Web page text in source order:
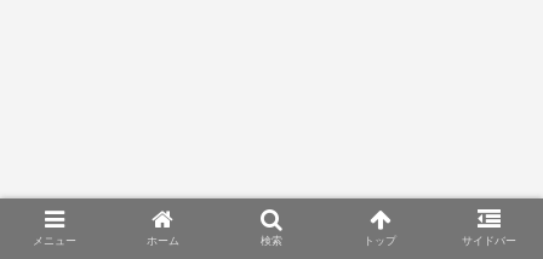
メニュー ホーム 検索 トップ サイドバー